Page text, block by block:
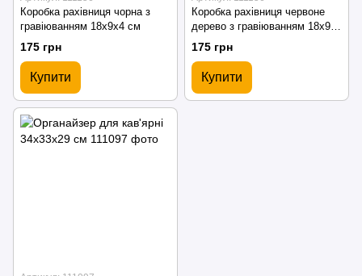
Коробка рахівниця чорна з
гравіюванням 18х9х4 см
175 грн
Купити
Коробка рахівниця червоне
дерево з гравіюванням 18х9х4
см
175 грн
Купити